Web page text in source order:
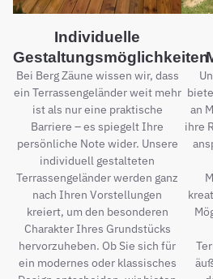
Individuelle
Gestaltungsmöglichkeiten
Bei Berg Zäune wissen wir, dass
ein Terrassengeländer weit mehr
ist als nur eine praktische
Barriere – es spiegelt Ihre
persönliche Note wider. Unsere
individuell gestalteten
Terrassengeländer werden ganz
nach Ihren Vorstellungen
kreiert, um den besonderen
Charakter Ihres Grundstücks
hervorzuheben. Ob Sie sich für
ein modernes oder klassisches
an
ihre